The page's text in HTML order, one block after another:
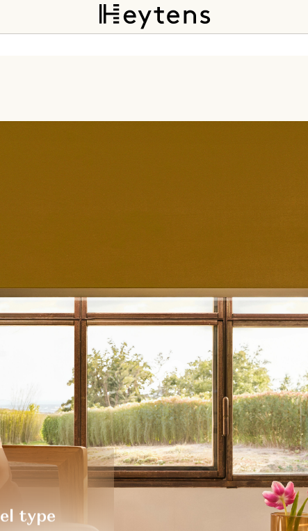
type